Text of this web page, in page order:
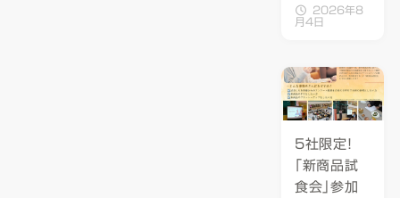
2026年8
月4日
5社限定！
「新商品試
食会」参加